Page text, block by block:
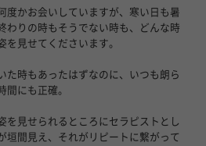
度かお会いしていますが、寒い日も暑
わりの時もそうでない時も、どんな時
を見せてくださいます。
た時もあったはずなのに、いつも朗ら
間にも正確。
を見せられるところにセラピストとし
垣間見え、それがリピートに繋がって